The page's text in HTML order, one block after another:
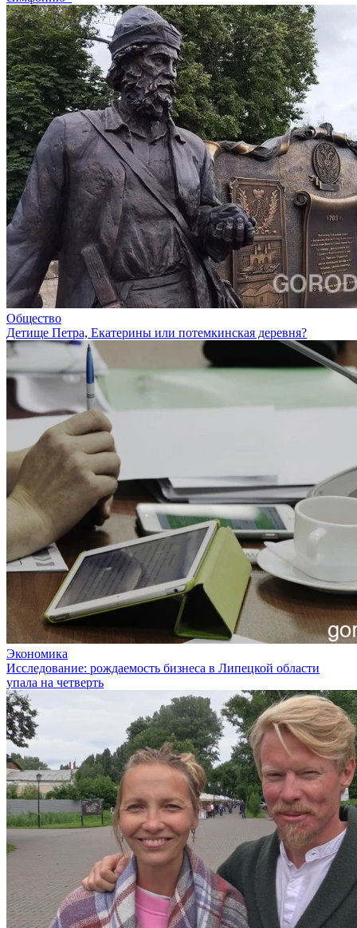
Общество
Детище Петра, Екатерины или потемкинская деревня?
Экономика
Исследование: рождаемость бизнеса в Липецкой области
упала на четверть